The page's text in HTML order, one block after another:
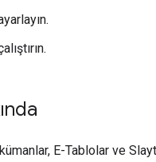
E-Tablolar ve